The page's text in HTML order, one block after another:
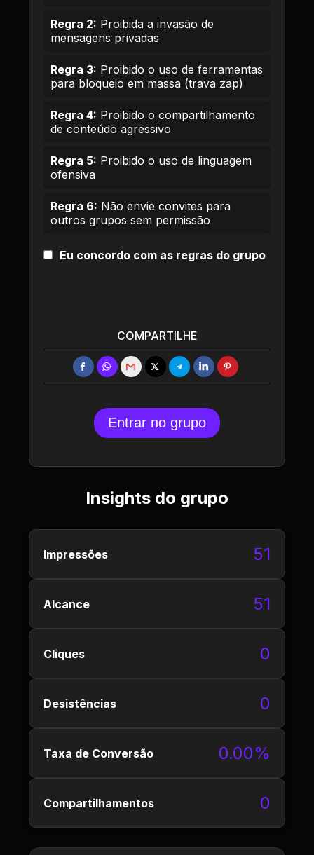
Regra 2: Proibida a invasão de
mensagens privadas
Regra 3: Proibido o uso de ferramentas
para bloqueio em massa (trava zap)
Regra 4: Proibido o compartilhamento
de conteúdo agressivo
Regra 5: Proibido o uso de linguagem
ofensiva
Regra 6: Não envie convites para
outros grupos sem permissão
Eu concordo com as regras do grupo
COMPARTILHE
Entrar no grupo
Insights do grupo
Impressões 51
Alcance 51
Cliques 0
Desistências 0
Taxa de Conversão 0.00%
Compartilhamentos 0